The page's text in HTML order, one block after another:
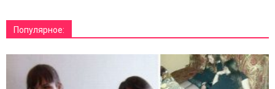
Популярное: